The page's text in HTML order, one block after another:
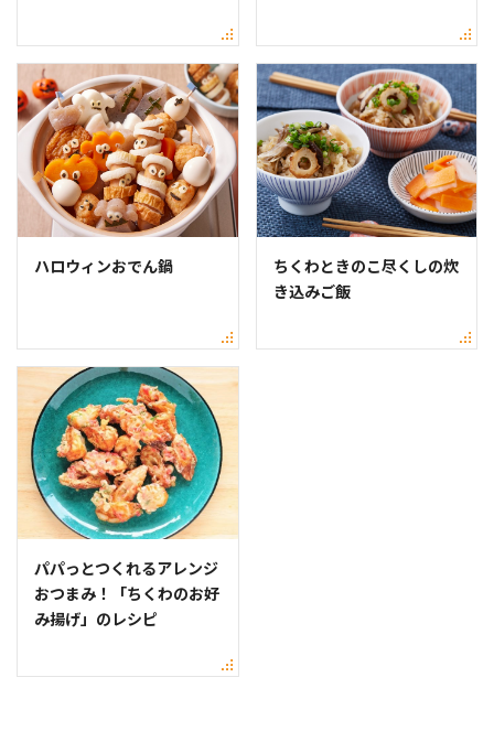
ハロウィンおでん鍋
ちくわときのこ尽くしの炊
き込みご飯
パパっとつくれるアレンジ
おつまみ！「ちくわのお好
み揚げ」のレシピ